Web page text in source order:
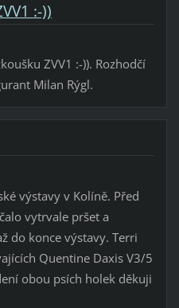
:-))
ZVV1 :-)). Rozhodčí
Milan Rýgl.
výstavy v Kolíně. Před
vytrvale pršet a
do konce výstavy. Terri
Quentine Daxis V3/5
obou psích holek děkuji